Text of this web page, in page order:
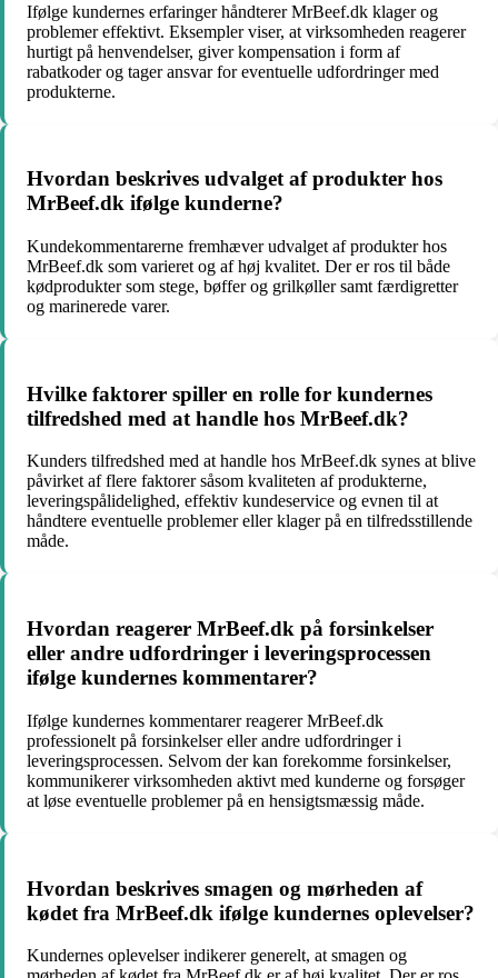
Ifølge kundernes erfaringer håndterer MrBeef.dk klager og
problemer effektivt. Eksempler viser, at virksomheden reagerer
hurtigt på henvendelser, giver kompensation i form af
rabatkoder og tager ansvar for eventuelle udfordringer med
produkterne.
Hvordan beskrives udvalget af produkter hos
MrBeef.dk ifølge kunderne?
Kundekommentarerne fremhæver udvalget af produkter hos
MrBeef.dk som varieret og af høj kvalitet. Der er ros til både
kødprodukter som stege, bøffer og grilkøller samt færdigretter
og marinerede varer.
Hvilke faktorer spiller en rolle for kundernes
tilfredshed med at handle hos MrBeef.dk?
Kunders tilfredshed med at handle hos MrBeef.dk synes at blive
påvirket af flere faktorer såsom kvaliteten af produkterne,
leveringspålidelighed, effektiv kundeservice og evnen til at
håndtere eventuelle problemer eller klager på en tilfredsstillende
måde.
Hvordan reagerer MrBeef.dk på forsinkelser
eller andre udfordringer i leveringsprocessen
ifølge kundernes kommentarer?
Ifølge kundernes kommentarer reagerer MrBeef.dk
professionelt på forsinkelser eller andre udfordringer i
leveringsprocessen. Selvom der kan forekomme forsinkelser,
kommunikerer virksomheden aktivt med kunderne og forsøger
at løse eventuelle problemer på en hensigtsmæssig måde.
Hvordan beskrives smagen og mørheden af
kødet fra MrBeef.dk ifølge kundernes oplevelser?
Kundernes oplevelser indikerer generelt, at smagen og